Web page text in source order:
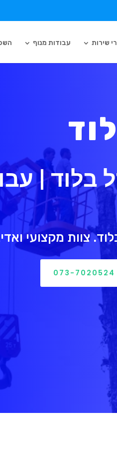
שירות עבודות מנוף
בלוד |
צוות מקצועי
073-7020524